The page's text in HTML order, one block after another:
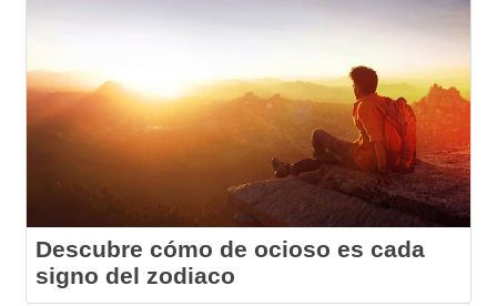
Descubre cómo de ocioso es cada
signo del zodiaco